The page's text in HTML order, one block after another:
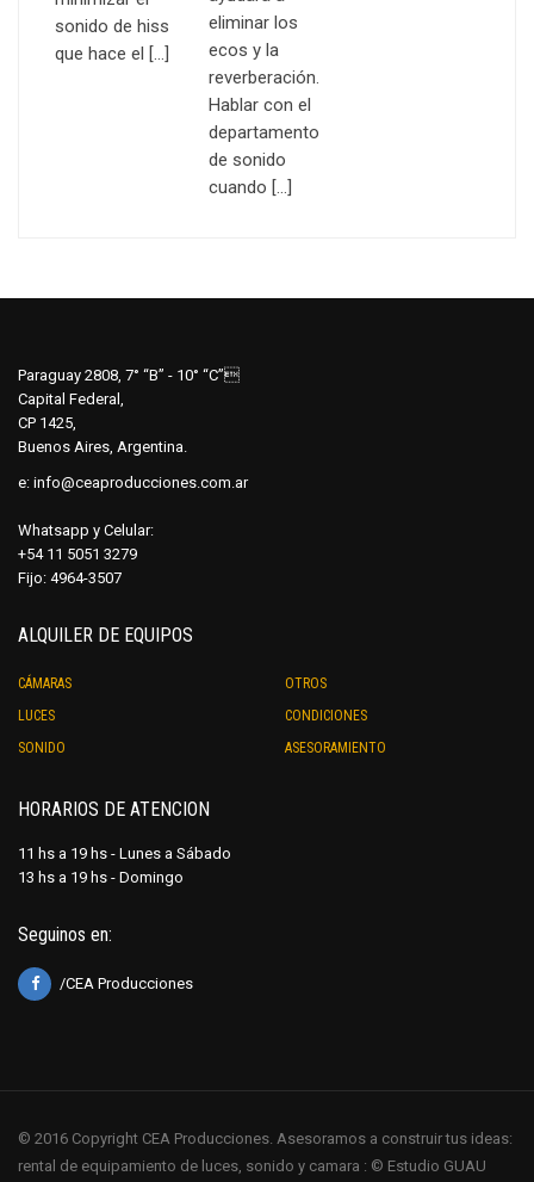
sonido de hiss
que hace el […]
eliminar los
ecos y la
reverberación.
Hablar con el
departamento
de sonido
cuando […]
Paraguay 2808, 7° “B” - 10° “C”
Capital Federal,
CP 1425,
Buenos Aires, Argentina.
e: info@ceaproducciones.com.ar
Whatsapp y Celular:
+54 11 5051 3279
Fijo: 4964-3507
ALQUILER DE EQUIPOS
CÁMARAS
LUCES
SONIDO
OTROS
CONDICIONES
ASESORAMIENTO
HORARIOS DE ATENCION
11 hs a 19 hs - Lunes a Sábado
13 hs a 19 hs - Domingo
Seguinos en:
/CEA Producciones
© 2016 Copyright CEA Producciones. Asesoramos a construir tus ideas:
rental de equipamiento de luces, sonido y camara : © Estudio GUAU